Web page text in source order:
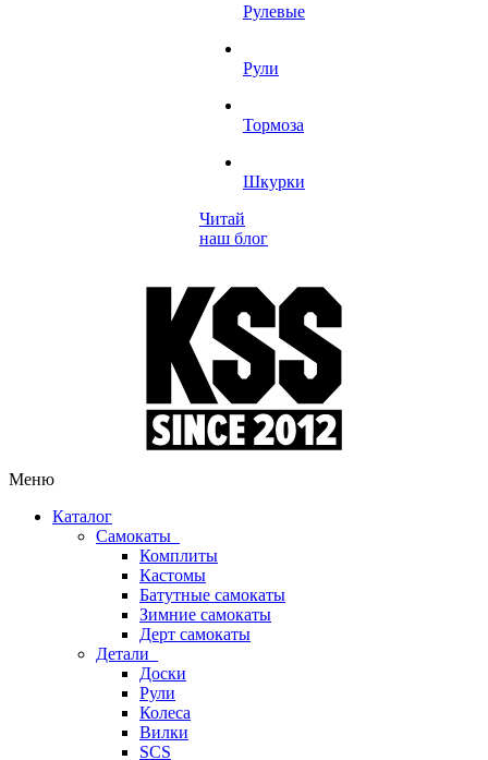
Рулевые
Рули
Тормоза
Шкурки
Читай
наш блог
Меню
Каталог
Самокаты
Комплиты
Кастомы
Батутные самокаты
Зимние самокаты
Дерт самокаты
Детали
Доски
Рули
Колеса
Вилки
SCS